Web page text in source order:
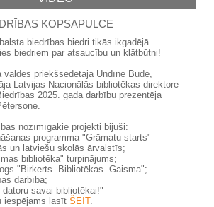
KOPSAPULCE
biedrības biedri tikās ikgadējā
biedriem par atsaucību un klātbūtni!
valdes priekšsēdētāja Undīne Būde,
Latvijas Nacionālās bibliotēkas direktore
2025. gada darbību prezentēja
nozīmīgākie projekti bijuši:
programma "Grāmatu starts"
un latviešu skolās ārvalstīs;
bibliotēka" turpinājums;
"Birkerts. Bibliotēkas. Gaisma";
darbība;
savai bibliotēkai!"
iespējams lasīt ŠEIT.